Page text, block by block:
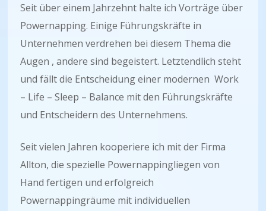
Seit über einem Jahrzehnt halte ich Vorträge über
Powernapping. Einige Führungskräfte in
Unternehmen verdrehen bei diesem Thema die
Augen , andere sind begeistert. Letztendlich steht
und fällt die Entscheidung einer modernen Work
– Life – Sleep – Balance mit den Führungskräfte
und Entscheidern des Unternehmens.
Seit vielen Jahren kooperiere ich mit der Firma
Allton, die spezielle Powernappingliegen von
Hand fertigen und erfolgreich
Powernappingräume mit individuellen